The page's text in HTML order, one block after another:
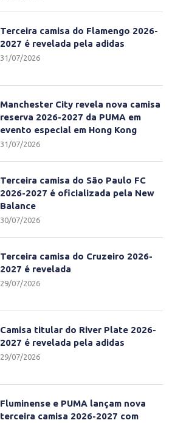
Terceira camisa do Flamengo 2026-
2027 é revelada pela adidas
31/07/2026
Manchester City revela nova camisa
reserva 2026-2027 da PUMA em
evento especial em Hong Kong
31/07/2026
Terceira camisa do São Paulo FC
2026-2027 é oficializada pela New
Balance
30/07/2026
Terceira camisa do Cruzeiro 2026-
2027 é revelada
29/07/2026
Camisa titular do River Plate 2026-
2027 é revelada pela adidas
29/07/2026
Fluminense e PUMA lançam nova
terceira camisa 2026-2027 com